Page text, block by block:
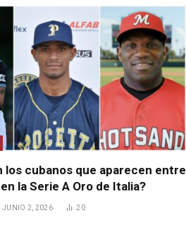
los cubanos que aparecen entre
la Serie A Oro de Italia?
JUNIO 2, 2026 20